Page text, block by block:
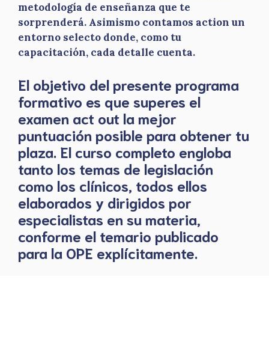
metodología de enseñanza que te
sorprenderá. Asimismo contamos action un
entorno selecto donde, como tu
capacitación, cada detalle cuenta.
El objetivo del presente programa
formativo es que superes el
examen act out la mejor
puntuación posible para obtener tu
plaza. El curso completo engloba
tanto los temas de legislación
como los clínicos, todos ellos
elaborados y dirigidos por
especialistas en su materia,
conforme el temario publicado
para la OPE explícitamente.